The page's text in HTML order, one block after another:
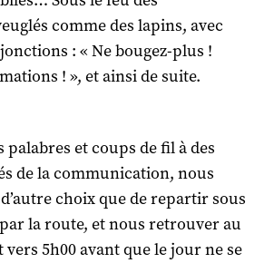
comme des lapins, avec
: « Ne bougez-plus !
! », et ainsi de suite.
palabres et coups de fil à des
de la communication, nous
d’autre choix que de repartir sous
la route, et nous retrouver au
5h00 avant que le jour ne se